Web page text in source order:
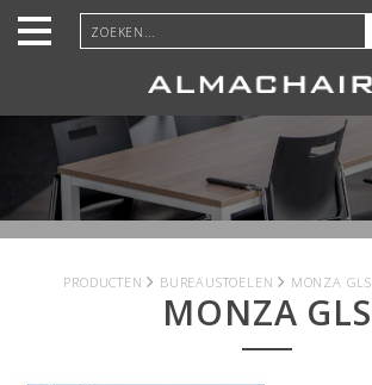
inhoud
PRODUCTEN BUREAUSTOELEN MONZA GLS
MONZA GLS